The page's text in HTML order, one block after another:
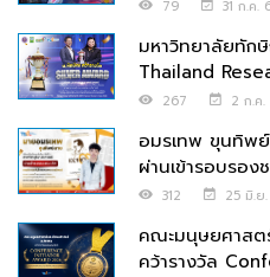
79 31 ก.ค.
มหาวิทยาลัยทัก
Thailand
267 2 ก.ค
อมรเทพ ขุนทิพ
ผ่านเข้ารอบรองช
312 25 มิ.ย
คณะมนุษยศาส
คว้ารางวัล